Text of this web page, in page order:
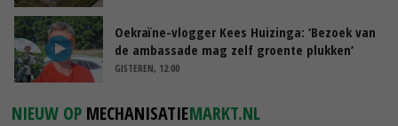
Oekraïne-vlogger Kees Huizinga: ‘Bezoek van
de ambassade mag zelf groente plukken’
GISTEREN, 12:00
NIEUW OP MECHANISATIEMARKT.NL